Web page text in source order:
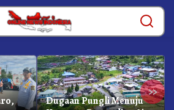
»
Dugaan Pungli Menuju